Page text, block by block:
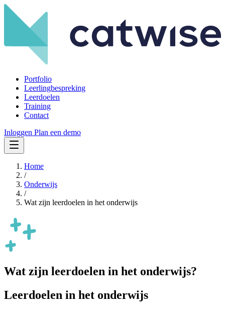
Portfolio
Leerlingbespreking
Leerdoelen
Training
Contact
Inloggen Plan een demo
Home
/
Onderwijs
/
Wat zijn leerdoelen in het onderwijs
Wat zijn leerdoelen in het onderwijs?
Leerdoelen in het onderwijs